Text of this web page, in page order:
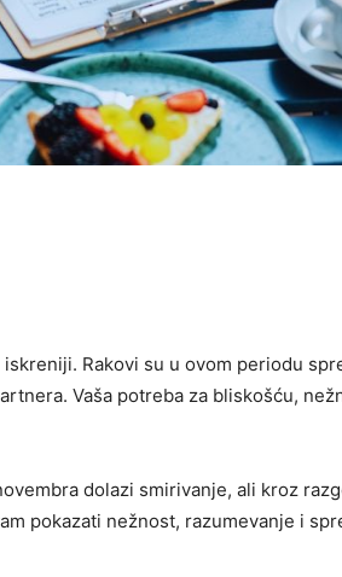
Rakovi su u ovom periodu
Vaša potreba za bliskošću,
dolazi smirivanje, ali kroz
pokazati nežnost, razumevanje i